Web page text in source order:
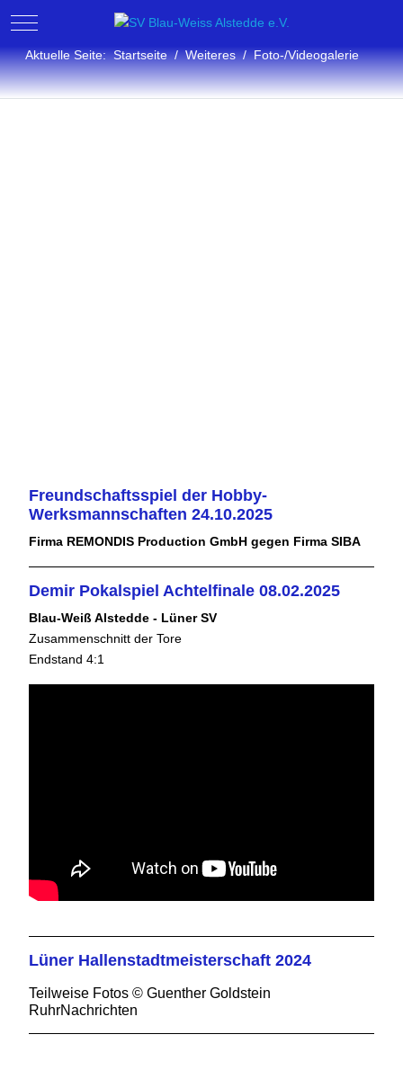
Mobile Menu Toggle
Aktuelle Seite:Startseite Weiteres Foto-/Videogalerie
Freundschaftsspiel der Hobby-
Werksmannschaften 24.10.2025
Firma REMONDIS Production GmbH gegen Firma SIBA
Demir Pokalspiel Achtelfinale 08.02.2025
Blau-Weiß Alstedde - Lüner SV
Zusammenschnitt der Tore
Endstand 4:1
Lüner Hallenstadtmeisterschaft 2024
Teilweise Fotos © Guenther Goldstein
RuhrNachrichten